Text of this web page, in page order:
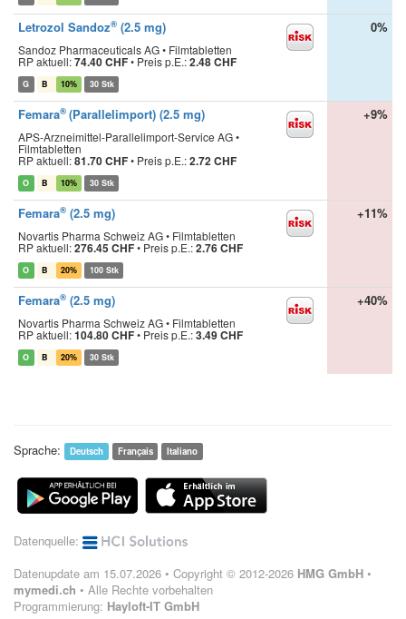
Letrozol Sandoz® (2.5 mg)
Sandoz Pharmaceuticals AG • Filmtabletten
RP aktuell:74.40 CHF• Preis p.E.:2.48 CHF
G B 10% 30 Stk
0%
Femara® (Parallelimport) (2.5 mg)
APS-Arzneimittel-Parallelimport-Service AG •
Filmtabletten
RP aktuell:81.70 CHF• Preis p.E.:2.72 CHF
O B 10% 30 Stk
+9%
Femara® (2.5 mg)
Novartis Pharma Schweiz AG • Filmtabletten
RP aktuell:276.45 CHF• Preis p.E.:2.76 CHF
O B 20% 100 Stk
+11%
Femara® (2.5 mg)
Novartis Pharma Schweiz AG • Filmtabletten
RP aktuell:104.80 CHF• Preis p.E.:3.49 CHF
O B 20% 30 Stk
+40%
Sprache: Deutsch Français Italiano
Datenquelle:
Datenupdate am 15.07.2026 • Copyright © 2012-2026 HMG GmbH •
mymedi.ch • Alle Rechte vorbehalten
Programmierung: Hayloft-IT GmbH